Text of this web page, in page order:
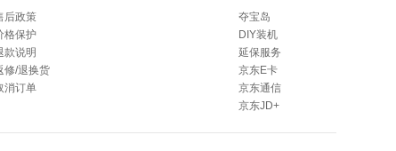
后政策
格保护
款说明
修/退换货
消订单
夺宝岛
DIY装机
延保服务
京东E卡
京东通信
京东JD+